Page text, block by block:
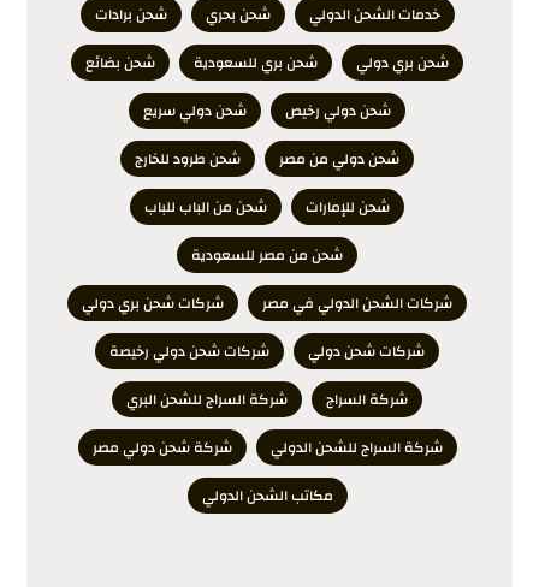
خدمات الشحن الدولي
شحن بحري
شحن برادات
شحن بري دولي
شحن بري للسعودية
شحن بضائع
شحن دولي رخيص
شحن دولي سريع
شحن دولي من مصر
شحن طرود للخارج
شحن للإمارات
شحن من الباب للباب
شحن من مصر للسعودية
شركات الشحن الدولي في مصر
شركات شحن بري دولي
شركات شحن دولي
شركات شحن دولي رخيصة
شركة السراج
شركة السراج للشحن البري
شركة السراج للشحن الدولي
شركة شحن دولي مصر
مكاتب الشحن الدولي